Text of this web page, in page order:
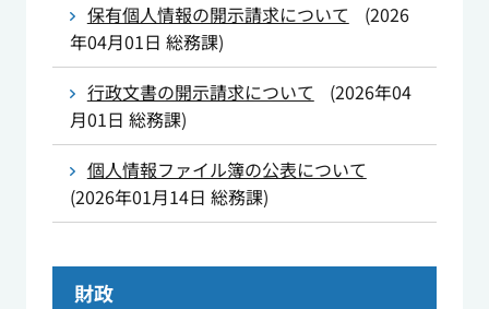
保有個人情報の開示請求について (2026
年04月01日 総務課)
行政文書の開示請求について
(2026年04
月01日 総務課)
個人情報ファイル簿の公表について
(2026年01月14日 総務課)
財政